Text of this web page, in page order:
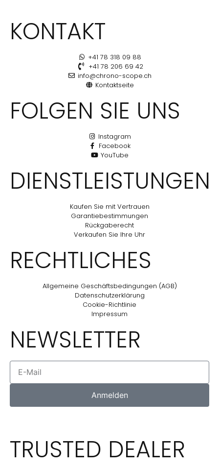
KONTAKT
+41 78 318 09 88
+41 78 206 69 42
info@chrono-scope.ch
Kontaktseite
FOLGEN SIE UNS
Instagram
Facebook
YouTube
DIENSTLEISTUNGEN
Kaufen Sie mit Vertrauen
Garantiebestimmungen
Rückgaberecht
Verkaufen Sie Ihre Uhr
RECHTLICHES
Allgemeine Geschäftsbedingungen (AGB)
Datenschutzerklärung
Cookie-Richtlinie
Impressum
NEWSLETTER
Anmelden
TRUSTED DEALER